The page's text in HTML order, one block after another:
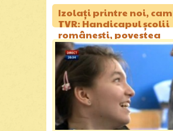
Izolați printre noi,
TVR: Handicapul şcolii
româneşti, povestea
Anabellei